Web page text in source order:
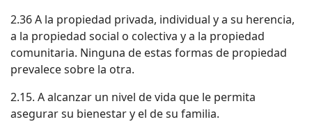
2.36 A la propiedad privada, individual y a su herencia,
a la propiedad social o colectiva y a la propiedad
comunitaria. Ninguna de estas formas de propiedad
prevalece sobre la otra.
2.15. A alcanzar un nivel de vida que le permita
asegurar su bienestar y el de su familia.